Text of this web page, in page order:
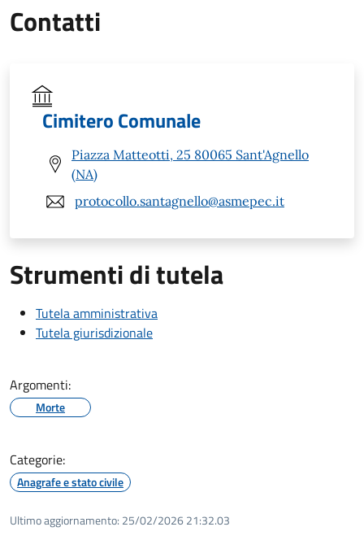
Contatti
Cimitero Comunale
Piazza Matteotti, 25 80065 Sant'Agnello
(NA)
protocollo.santagnello@asmepec.it
Strumenti di tutela
Tutela amministrativa
Tutela giurisdizionale
Argomenti:
Morte
Categorie:
Anagrafe e stato civile
Ultimo aggiornamento: 25/02/2026 21:32.03